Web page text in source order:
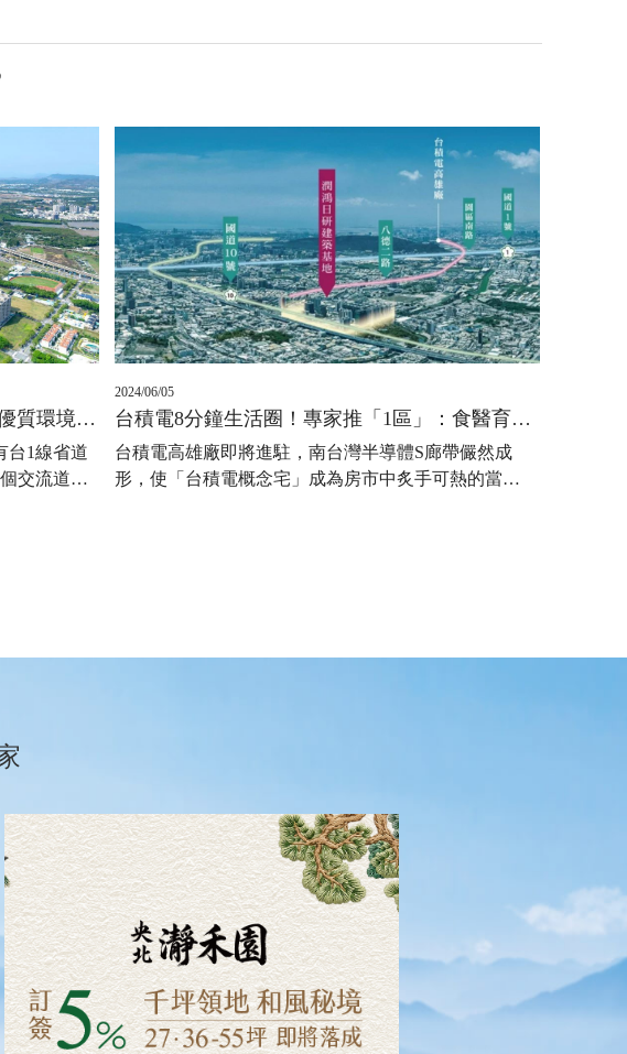
橋新特區坐擁橋科、捷運與都會公園 優質環境加持後市看俏
台1線省道
交流道…
2024/06/05
台積電8分鐘生活圈！專家推「1區」：食醫育樂全到位
台積電高雄廠即將進駐，南台灣半導體S廊帶儼然成
形，使「台積電概念宅」成為房市中炙手可熱的當…